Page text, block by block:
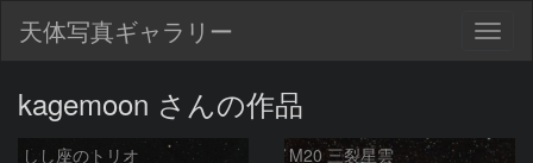
天体写真ギャラリー
kagemoon さんの作品
しし座のトリオ M20 三裂星雲